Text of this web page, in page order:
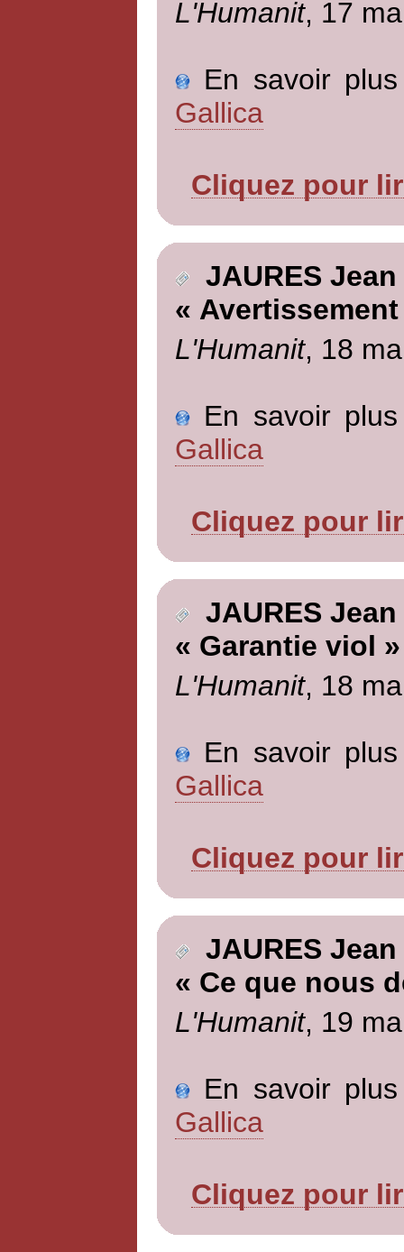
L'Humanit, 17
En savoir
Gallica
Cliquez pour
JAURES Jean
« Avertissement
L'Humanit, 18
En savoir
Gallica
Cliquez pour
JAURES Jean
« Garantie viol »
L'Humanit, 18
En savoir
Gallica
Cliquez pour
JAURES Jean
« Ce que nous
L'Humanit, 19
En savoir
Gallica
Cliquez pour